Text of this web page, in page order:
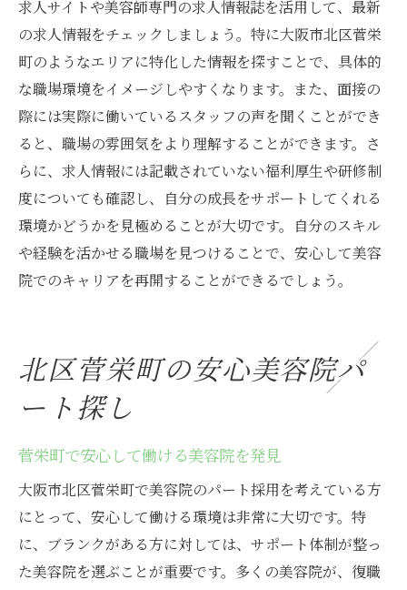
求人サイトや美容師専門の求人情報誌を活用して、最新
の求人情報をチェックしましょう。特に大阪市北区菅栄
町のようなエリアに特化した情報を探すことで、具体的
な職場環境をイメージしやすくなります。また、面接の
際には実際に働いているスタッフの声を聞くことができ
ると、職場の雰囲気をより理解することができます。さ
らに、求人情報には記載されていない福利厚生や研修制
度についても確認し、自分の成長をサポートしてくれる
環境かどうかを見極めることが大切です。自分のスキル
や経験を活かせる職場を見つけることで、安心して美容
院でのキャリアを再開することができるでしょう。
北区菅栄町の安心美容院パ
ート探し
菅栄町で安心して働ける美容院を発見
大阪市北区菅栄町で美容院のパート採用を考えている方
にとって、安心して働ける環境は非常に大切です。特
に、ブランクがある方に対しては、サポート体制が整っ
た美容院を選ぶことが重要です。多くの美容院が、復職